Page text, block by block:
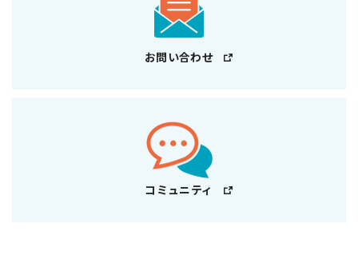
お問い合わせ
コミュニティ